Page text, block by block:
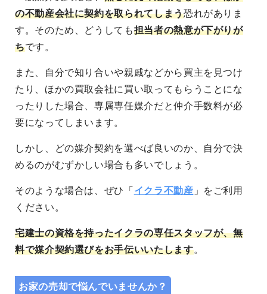
の不動産会社に契約を取られてしまう恐れがありま
す。そのため、どうしても担当者の熱意が下がりが
ちです。
また、自分で知り合いや親戚などから買主を見つけ
たり、ほかの買取会社に買い取ってもらうことにな
ったりした場合、専属専任媒介だと仲介手数料が必
要になってしまいます。
しかし、どの媒介契約を選べば良いのか、自分で決
めるのがむずかしい場合も多いでしょう。
そのような場合は、ぜひ「 イクラ不動産 」をご利用
ください。
宅建士の資格を持ったイクラの専任スタッフが、無
料で媒介契約選びをお手伝いいたします。
お家の売却で悩んでいませんか？